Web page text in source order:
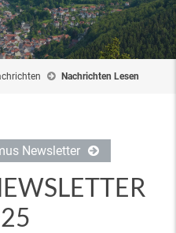
Nachrichten Lesen
Newsletter